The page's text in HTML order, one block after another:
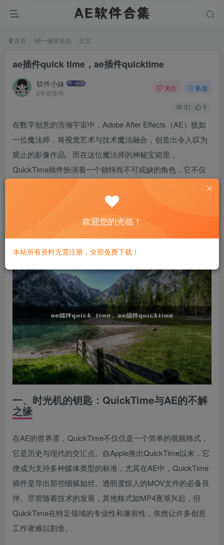
首页 AE一键安装包 正文
ae插件quick time，ae插件quicktime
软件小妹
2年前发布
关注 私信
31 0
在数字创意的浩瀚宇宙中，Adobe After Effects（AE）犹如
一位魔法师，将视觉艺术与技术魔法融合，创造出令人叹为
观止的影像作品。而在这位魔法师的神秘宝箱里，
QuickTime插件扮演着一个独特而不可或缺的角色，它不仅
是连接AE与高质量视频输出的桥梁，更是艺术家们通往创意
无限世界的钥匙。今天，让我们一起探索AE与QuickTime插
一、时光机的钥匙：QuickTime与AE的不解
之缘
在AE的世界里，QuickTime不仅仅是一个简单的视频格式，
它是历史与现代的交汇点。自Apple推出QuickTime以来，它
便成为支持多种媒体类型的标准，尤其在AE中，QuickTime
插件是导出那些细腻如丝、透明度惊人的MOV文件的必备良
伴。尽管随着技术的发展，其他格式如MP4逐渐兴起，但
QuickTime在特定领域的专业性和兼容性，依然让许多创意
工作者难以割舍。
欢迎您的光临！
本站所有资料无需注册，全部免费下载！